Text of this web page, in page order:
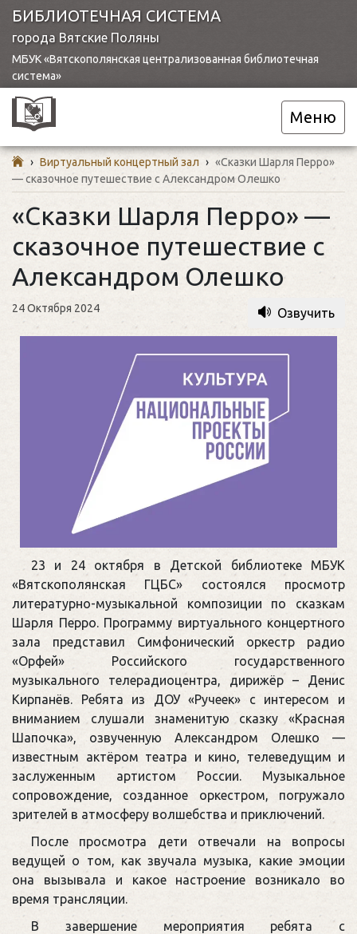
БИБЛИОТЕЧНАЯ СИСТЕМА
города Вятские Поляны
МБУК «Вятскополянская централизованная библиотечная
система»
Меню
› Виртуальный концертный зал › «Сказки Шарля Перро»
— сказочное путешествие с Александром Олешко
«Сказки Шарля Перро» —
сказочное путешествие с
Александром Олешко
24 Октября 2024 Озвучить
23 и 24 октября в Детской библиотеке МБУК
«Вятскополянская ГЦБС» состоялся просмотр
литературно-музыкальной композиции по сказкам
Шарля Перро. Программу виртуального концертного
зала представил Симфонический оркестр радио
«Орфей» Российского государственного
музыкального телерадиоцентра, дирижёр – Денис
Кирпанёв. Ребята из ДОУ «Ручеек» с интересом и
вниманием слушали знаменитую сказку «Красная
Шапочка», озвученную Александром Олешко —
известным актёром театра и кино, телеведущим и
заслуженным артистом России. Музыкальное
сопровождение, созданное оркестром, погружало
зрителей в атмосферу волшебства и приключений.
После просмотра дети отвечали на вопросы
ведущей о том, как звучала музыка, какие эмоции
она вызывала и какое настроение возникало во
время трансляции.
В завершение мероприятия ребята с